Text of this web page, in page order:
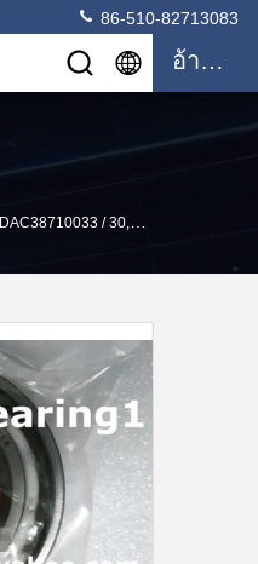
86-510-82713083
อ้างอิง
DAC38710033 / 30, FW135 ดุมล้อหน้าแบริ่ง 37.99 มม. X 71.02 มม. X 33 มม